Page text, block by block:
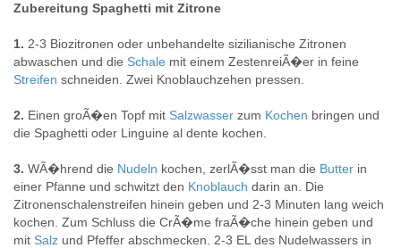
Zubereitung Spaghetti mit Zitrone
1. 2-3 Biozitronen oder unbehandelte sizilianische Zitronen
abwaschen und die Schale mit einem ZestenreiÃ�er in feine
Streifen schneiden. Zwei Knoblauchzehen pressen.
2. Einen groÃ�en Topf mit Salzwasser zum Kochen bringen und
die Spaghetti oder Linguine al dente kochen.
3. WÃ�hrend die Nudeln kochen, zerlÃ�sst man die Butter in
einer Pfanne und schwitzt den Knoblauch darin an. Die
Zitronenschalenstreifen hinein geben und 2-3 Minuten lang weich
kochen. Zum Schluss die CrÃ�me fraÃ�che hinein geben und
mit Salz und Pfeffer abschmecken. 2-3 EL des Nudelwassers in